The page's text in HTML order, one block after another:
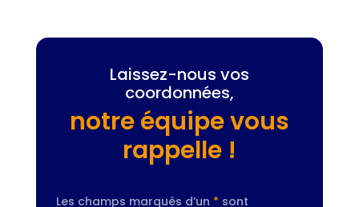
Laissez-nous vos
coordonnées,
notre équipe vous
rappelle !
Les champs marqués d’un * sont